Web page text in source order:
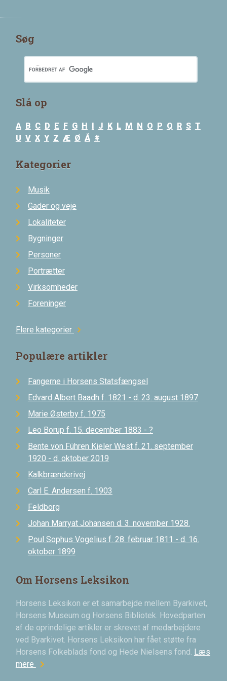
Søg
Slå op
A B C D E F G H I J K L M N O P Q R S T
U V X Y Z Æ Ø Å #
Kategorier
Musik
Gader og veje
Lokaliteter
Bygninger
Personer
Portrætter
Virksomheder
Foreninger
Flere kategorier chevron_right
Populære artikler
Fangerne i Horsens Statsfængsel
Edvard Albert Baadh f. 1821 - d. 23. august 1897
Marie Østerby f. 1975
Leo Borup f. 15. december 1883 - ?
Bente von Führen Kieler West f. 21. september
1920 - d. oktober 2019
Kalkbrænderivej
Carl E. Andersen f. 1903
Feldborg
Johan Marryat Johansen d. 3. november 1928.
Poul Sophus Vogelius f. 28. februar 1811 - d. 16.
oktober 1899
Om Horsens Leksikon
Horsens Leksikon er et samarbejde mellem Byarkivet,
Horsens Museum og Horsens Bibliotek. Hovedparten
af de oprindelige artikler er skrevet af medarbejdere
ved Byarkivet. Horsens Leksikon har fået støtte fra
Horsens Folkeblads fond og Hede Nielsens fond. Læs
mere chevron_right